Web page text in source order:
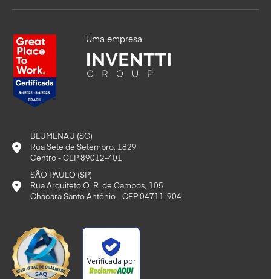
Uma empresa
BLUMENAU (SC)
Rua Sete de Setembro, 1829
Centro - CEP 89012-401
SÃO PAULO (SP)
Rua Arquiteto O. R. de Campos, 105
Chácara Santo Antônio - CEP 04711-904
Verificada por